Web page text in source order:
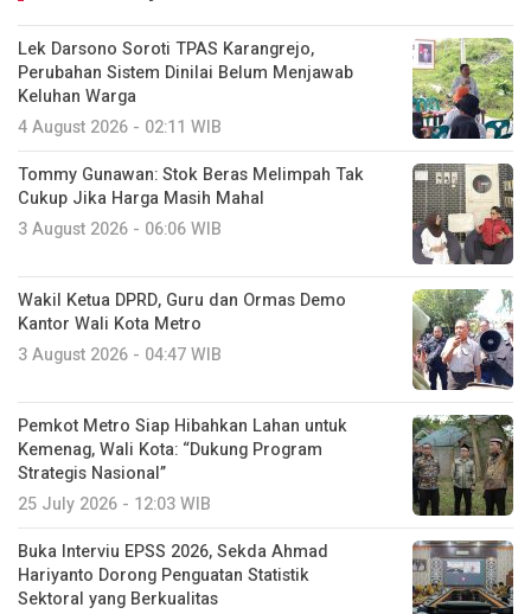
Lek Darsono Soroti TPAS Karangrejo,
Perubahan Sistem Dinilai Belum Menjawab
Keluhan Warga
4 August 2026 - 02:11 WIB
Tommy Gunawan: Stok Beras Melimpah Tak
Cukup Jika Harga Masih Mahal
3 August 2026 - 06:06 WIB
Wakil Ketua DPRD, Guru dan Ormas Demo
Kantor Wali Kota Metro
3 August 2026 - 04:47 WIB
Pemkot Metro Siap Hibahkan Lahan untuk
Kemenag, Wali Kota: “Dukung Program
Strategis Nasional”
25 July 2026 - 12:03 WIB
Buka Interviu EPSS 2026, Sekda Ahmad
Hariyanto Dorong Penguatan Statistik
Sektoral yang Berkualitas